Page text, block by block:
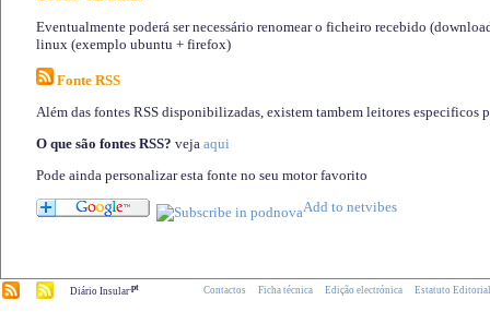
Eventualmente poderá ser necessário renomear o ficheiro recebido
linux (exemplo ubuntu + firefox)
Fonte RSS
Além das fontes RSS disponibilizadas, existem tambem leitores especificos
O que são fontes RSS? veja aqui
Pode ainda personalizar esta fonte no seu motor favorito
Diário Insular.pt Contactos Ficha técnica Edição electrónica Estatuto Editorial